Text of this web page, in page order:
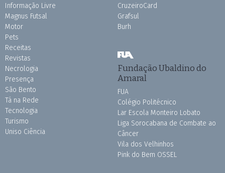
Informação Livre
Magnus Futsal
Motor
Pets
Receitas
Revistas
Necrologia
Presença
São Bento
Tá na Rede
Tecnologia
Turismo
Uniso Ciência
CruzeiroCard
Grafsul
Burh
Fundação Ubaldino do
Amaral
FUA
Colégio Politécnico
Lar Escola Monteiro Lobato
Liga Sorocabana de Combate ao
Câncer
Vila dos Velhinhos
Pink do Bem OSSEL